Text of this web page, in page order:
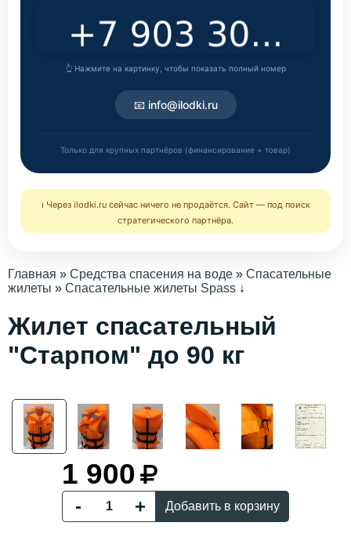
👆 Нажмите на картинку, чтобы показать полный номер
📧 info@ilodki.ru
Только для крупных партнёров (финансирование + товар)
ℹ️ Через ilodki.ru сейчас ничего не продаётся. Сайт — под поиск
стратегического партнёра.
Главная » Средства спасения на воде » Спасательные
жилеты » Спасательные жилеты Spass ↓
Жилет спасательный
"Старпом" до 90 кг
1 900
Добавить в корзину